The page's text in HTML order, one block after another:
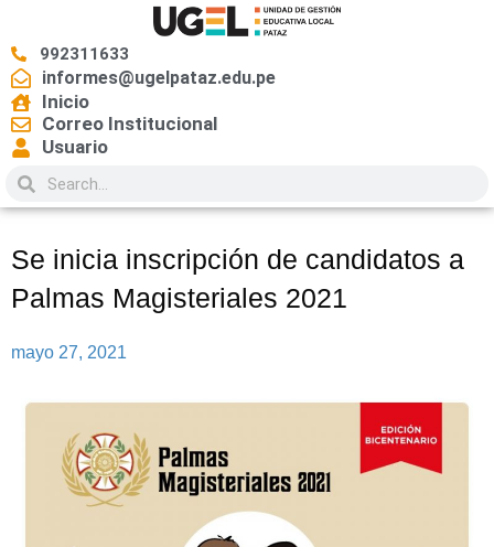
992311633
informes@ugelpataz.edu.pe
Inicio
Correo Institucional
Usuario
Se inicia inscripción de candidatos a
Palmas Magisteriales 2021
mayo 27, 2021